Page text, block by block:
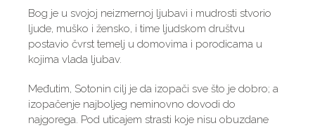
Bog je u svojoj neizmernoj ljubavi i mudrosti stvorio
ljude, muško i žensko, i time ljudskom društvu
postavio čvrst temelj u domovima i porodicama u
kojima vlada ljubav.
Međutim, Sotonin cilj je da izopači sve što je dobro; a
izopačenje najboljeg neminovno dovodi do
najgorega. Pod uticajem strasti koje nisu obuzdane